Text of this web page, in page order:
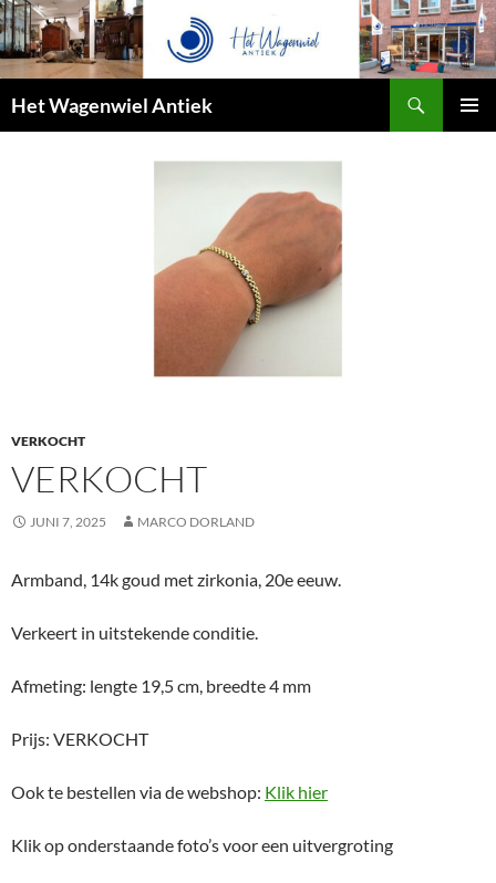
Het Wagenwiel Antiek
VERKOCHT
VERKOCHT
JUNI 7, 2025 MARCO DORLAND
Armband, 14k goud met zirkonia, 20e eeuw.
Verkeert in uitstekende conditie.
Afmeting: lengte 19,5 cm, breedte 4 mm
Prijs: VERKOCHT
Ook te bestellen via de webshop: Klik hier
Klik op onderstaande foto’s voor een uitvergroting